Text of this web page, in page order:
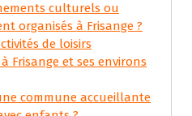
culturels ou
organisés à Frisange ?
de loisirs
Frisange et ses environs
commune accueillante